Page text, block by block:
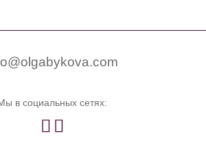
в социальных сетях:
 